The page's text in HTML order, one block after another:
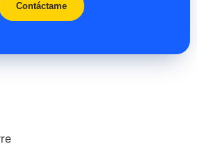
Contáctame